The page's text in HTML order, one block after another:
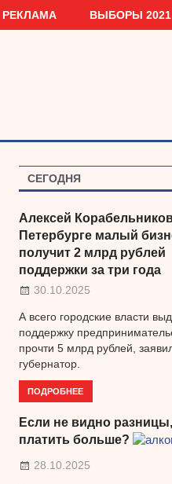
РЕКЛАМА ВЫБОРЫ 2021
СЕГОДНЯ
Алексей
Петербурге малый
получит 2 млрд рублей
поддержки за три года
30.10.2025
А всего городские власти
поддержку
прочти 5 млрд рублей,
губернатор.
ПОДРОБНЕЕ
Если не видно
платить больше?
28.10.2025